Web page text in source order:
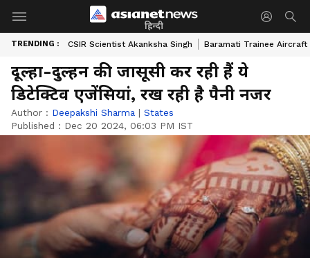
हिन्दी
TRENDING : CSIR Scientist Akanksha Singh Baramati Trainee Aircraft
दूल्हा-दुल्हन की जासूसी कर रही हैं ये
डिटेक्टिव एजेंसियां, रख रही है पैनी नजर
Author : Deepakshi Sharma | States
Published : Dec 20 2024, 06:03 PM IST